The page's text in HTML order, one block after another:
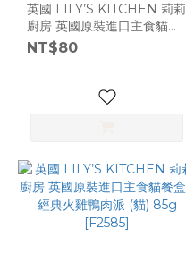
英國 LILY’S KITCHEN 莉莉
廚房 英國原裝進口主食貓餐
盒 - 海陸三重奏 (貓) 85g
[F2585]
NT$80